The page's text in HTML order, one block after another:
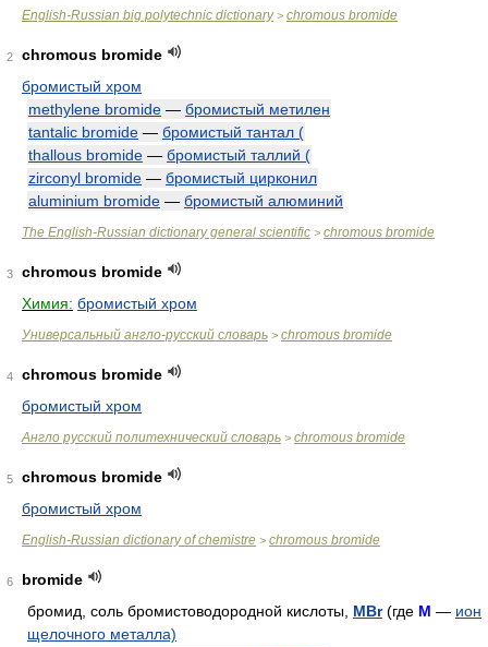
English-Russian big polytechnic dictionary> chromous bromide
2
chromous bromide
бромистый хром
methylene bromide — бромистый метилен
tantalic bromide — бромистый тантал (
thallous bromide — бромистый таллий (
zirconyl bromide — бромистый цирконил
aluminium bromide — бромистый алюминий
The English-Russian dictionary general scientific > chromous bromide
3
chromous bromide
Химия: бромистый хром
Универсальный англо-русский словарь > chromous bromide
4
chromous bromide
бромистый хром
Англо русский политехнический словарь > chromous bromide
5
chromous bromide
бромистый хром
English-Russian dictionary of chemistre > chromous bromide
6
bromide
бромид, соль бромистоводородной кислоты, MBr(где M — ион
щелочного металла)